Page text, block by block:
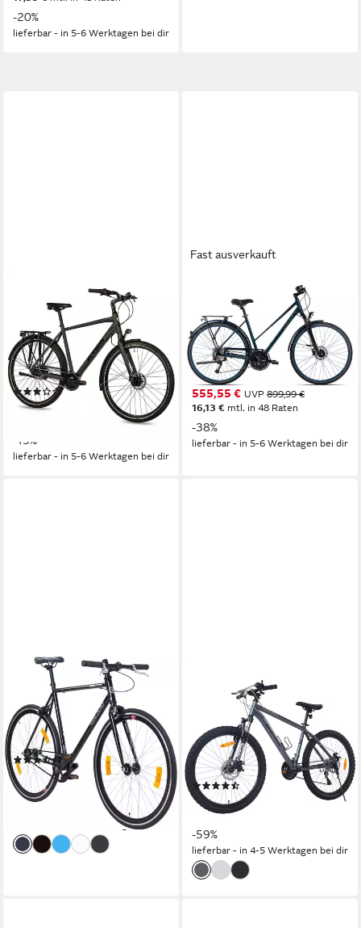
-20%
lieferbar - in 5-6 Werktagen bei dir
Cityrad Herren XXL City
Fahrrad 28 Zoll CI.2880
56 cm Rahmenhöhe
7 Gänge
150 kg Zul. Gesamtgewicht
(6)
999,00 €
1.149,00 €
mtl. in 48 Raten
-13%
lieferbar - in 5-6 Werktagen bei dir
Fast ausverkauft
Trekkingrad Matterhorn
Trapez
56 cm Rahmenhöhe
27 Gänge
120 kg Zul. Gesamtgewicht
555,55 € UVP 899,99 €
16,13 € mtl. in 48 Raten
-38%
lieferbar - in 5-6 Werktagen bei dir
GALANO
Singlespeed Blade
56 cm Rahmenhöhe
1 Gänge
120 kg Zul. Gesamtgewicht
(8)
249,00 € UVP
389,00 €
22,74 €mtl. in 12 Raten
lieferbar - in 4-5 Werktagen bei dir
Mountainbike EM3 Fahrrad
26 Zoll MTB für Damen und
Herren, Shimano 21 Gang
21 Gänge
100 kg Zul. Gesamtgewicht
(19)
289,99 € UVP
14,40 €mtl. in 24 Raten
-59%
lieferbar - in 4-5 Werktagen bei dir